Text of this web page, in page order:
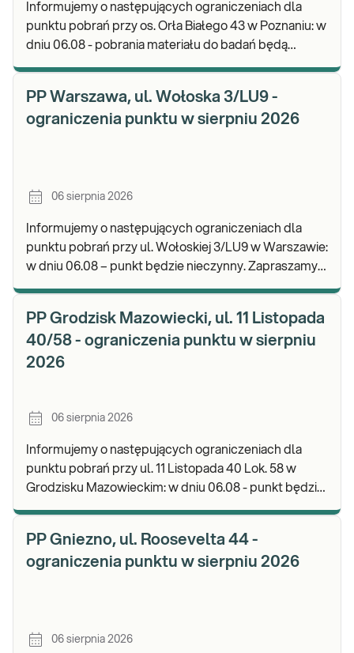
Informujemy o następujących ograniczeniach dla
punktu pobrań przy os. Orła Białego 43 w Poznaniu: w
dniu 06.08 - pobrania materiału do badań będą
PP Warszawa, ul. Wołoska 3/LU9 -
ograniczenia punktu w sierpniu 2026
06 sierpnia 2026
Informujemy o następujących ograniczeniach dla
punktu pobrań przy ul. Wołoskiej 3/LU9 w Warszawie:
w dniu 06.08 – punkt będzie nieczynny. Zapraszamy
PP Grodzisk Mazowiecki, ul. 11 Listopada
40/58 - ograniczenia punktu w sierpniu
2026
06 sierpnia 2026
Informujemy o następujących ograniczeniach dla
punktu pobrań przy ul. 11 Listopada 40 Lok. 58 w
Grodzisku Mazowieckim: w dniu 06.08 - punkt będzie
PP Gniezno, ul. Roosevelta 44 -
ograniczenia punktu w sierpniu 2026
06 sierpnia 2026